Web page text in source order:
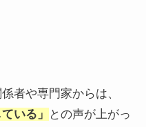
者や専門家からは、
いる」
との声が上がっ